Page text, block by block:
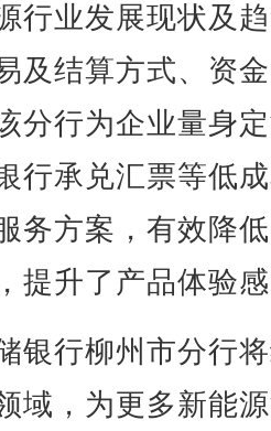
行业发展现状及
及结算方式、资
分行为企业量身
行承兑汇票等低
务方案，有效降
提升了产品体验
行柳州市分行
域，为更多新能